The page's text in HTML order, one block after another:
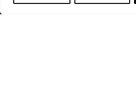
Diventa Socio